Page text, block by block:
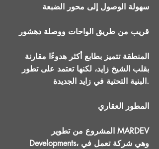
سهولة الوصول إلى محور الضبعة
قريب من طريق الواحات ووصلة دهشور
المنطقة تتميز بطابع أكثر هدوءًا مقارنة
بقلب الشيخ زايد، لكنها تعتمد على تطور
البنية التحتية في زايد الجديدة.
المطور العقاري
المشروع من تطوير MARDEV
Developments، وهي شركة تعمل في